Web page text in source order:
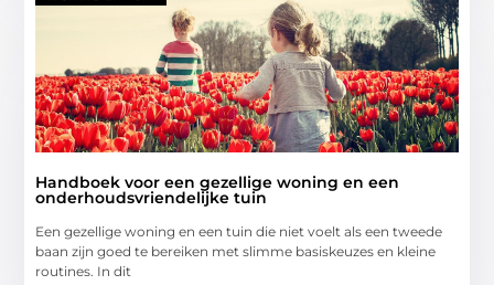
Handboek voor een gezellige woning en een
onderhoudsvriendelijke tuin
Een gezellige woning en een tuin die niet voelt als een tweede
baan zijn goed te bereiken met slimme basiskeuzes en kleine
routines. In dit